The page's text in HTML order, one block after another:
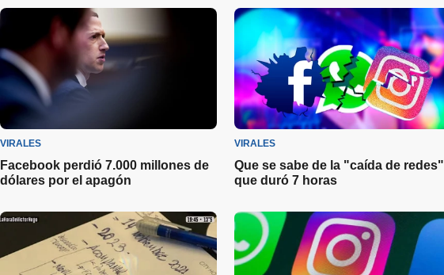
VIRALES
Facebook perdió 7.000 millones de
dólares por el apagón
VIRALES
Que se sabe de la "caída de redes"
que duró 7 horas